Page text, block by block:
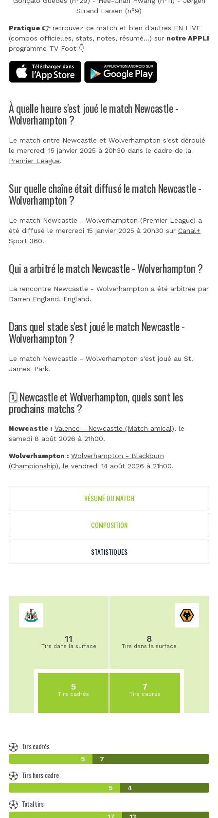
Strand Larsen (n°9)
Pratique 👉retrouvez ce match et bien d'autres EN LIVE
(compos officielles, stats, notes, résumé...) sur notre APPLI
programme TV Foot 👇
À quelle heure s'est joué le match Newcastle -
Wolverhampton ?
Le match entre Newcastle et Wolverhampton s'est déroulé
le mercredi 15 janvier 2025 à 20h30 dans le cadre de la
Premier League.
Sur quelle chaîne était diffusé le match Newcastle -
Wolverhampton ?
Le match Newcastle - Wolverhampton (Premier League) a
été diffusé le mercredi 15 janvier 2025 à 20h30 sur Canal+
Sport 360.
Qui a arbitré le match Newcastle - Wolverhampton ?
La rencontre Newcastle - Wolverhampton a été arbitrée par
Darren England, England.
Dans quel stade s'est joué le match Newcastle -
Wolverhampton ?
Le match Newcastle - Wolverhampton s'est joué au St.
James' Park.
🗓️ Newcastle et Wolverhampton, quels sont les
prochains matchs ?
Newcastle : Valence - Newcastle (Match amical), le
samedi 8 août 2026 à 21h00.
Wolverhampton : Wolverhampton - Blackburn
(Championship), le vendredi 14 août 2026 à 21h00.
RÉSUMÉ DU MATCH
COMPOSITION
STATISTIQUES
11
Tirs dans la surface
5
Tirs cadrés
8
Tirs dans la surface
7
Tirs cadrés
Tirs cadrés
5 7
Tirs hors cadre
5 4
Total tirs